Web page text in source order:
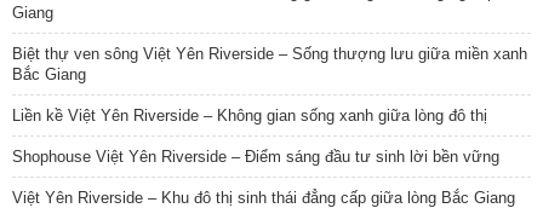
Giang
Biệt thự ven sông Việt Yên Riverside – Sống thượng lưu giữa miền xanh
Bắc Giang
Liền kề Việt Yên Riverside – Không gian sống xanh giữa lòng đô thị
Shophouse Việt Yên Riverside – Điểm sáng đầu tư sinh lời bền vững
Việt Yên Riverside – Khu đô thị sinh thái đẳng cấp giữa lòng Bắc Giang